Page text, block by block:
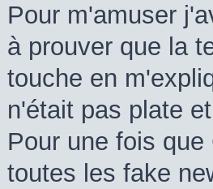
Pour m'amuser
à prouver que la
touche en
n'était pas plate
Pour une fois
toutes les fake